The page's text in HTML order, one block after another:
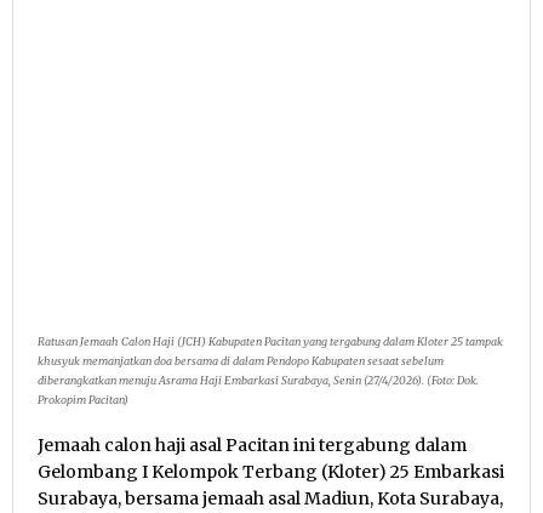
Ratusan Jemaah Calon Haji (JCH) Kabupaten Pacitan yang tergabung dalam Kloter 25 tampak
khusyuk memanjatkan doa bersama di dalam Pendopo Kabupaten sesaat sebelum
diberangkatkan menuju Asrama Haji Embarkasi Surabaya, Senin (27/4/2026). (Foto: Dok.
Prokopim Pacitan)
Jemaah calon haji asal Pacitan ini tergabung dalam
Gelombang I Kelompok Terbang (Kloter) 25 Embarkasi
Surabaya, bersama jemaah asal Madiun, Kota Surabaya,